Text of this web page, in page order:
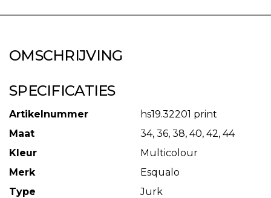
OMSCHRIJVING
SPECIFICATIES
Artikelnummer
hs19.32201 print
Maat
34, 36, 38, 40, 42, 44
Kleur
Multicolour
Merk
Esqualo
Type
Jurk